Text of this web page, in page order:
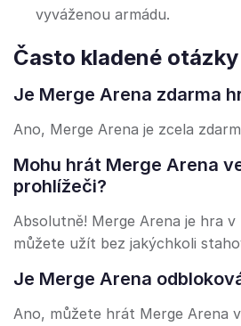
vyváženou armádu.
Často kladené otázky
Je Merge Arena zdarma
Ano, Merge Arena je zcela
Mohu hrát Merge Arena
prohlížeči?
Absolutně! Merge Arena je hra
můžete užít bez jakýchkoli
Je Merge Arena
Ano, můžete hrát Merge Arena